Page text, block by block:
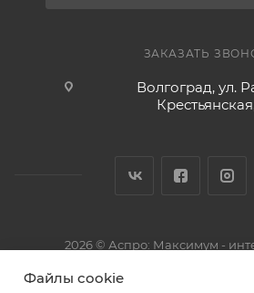
ЗАКАЗАТЬ
Волгоград, ул.
2026 © Аспро: Максимум -
Файлы cookie